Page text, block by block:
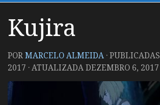
Kujira
PORMARCELO ALMEIDA · PUBLICADAS
2017 · ATUALIZADADEZEMBRO 6, 2017